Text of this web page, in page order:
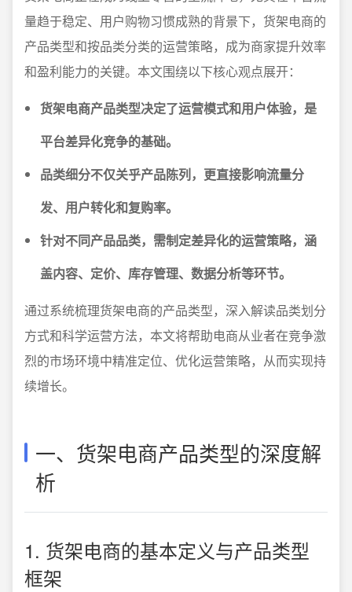
量趋于稳定、用户购物习惯成熟的背景下，货架电商的
产品类型和按品类分类的运营策略，成为商家提升效率
和盈利能力的关键。本文围绕以下核心观点展开：
货架电商产品类型决定了运营模式和用户体验，是
平台差异化竞争的基础。
品类细分不仅关乎产品陈列，更直接影响流量分
发、用户转化和复购率。
针对不同产品品类，需制定差异化的运营策略，涵
盖内容、定价、库存管理、数据分析等环节。
通过系统梳理货架电商的产品类型，深入解读品类划分
方式和科学运营方法，本文将帮助电商从业者在竞争激
烈的市场环境中精准定位、优化运营策略，从而实现持
续增长。
一、货架电商产品类型的深度解
析
1. 货架电商的基本定义与产品类型
框架